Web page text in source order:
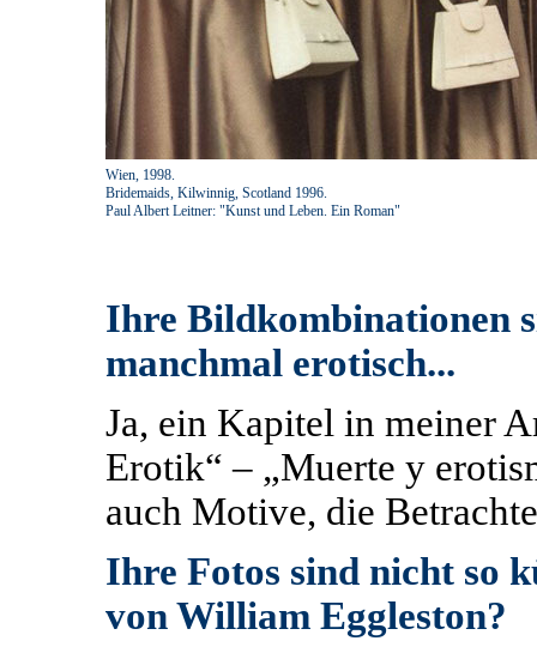
Wien, 1998.
Bridemaids, Kilwinnig, Scotland 1996.
Paul Albert Leitner: "Kunst und Leben. Ein Roman"
Ihre Bildkombinationen
manchmal erotisch...
Ja, ein Kapitel in meiner
Erotik“ – „Muerte y
auch Motive, die
Ihre Fotos sind nicht so
von William Eggleston?